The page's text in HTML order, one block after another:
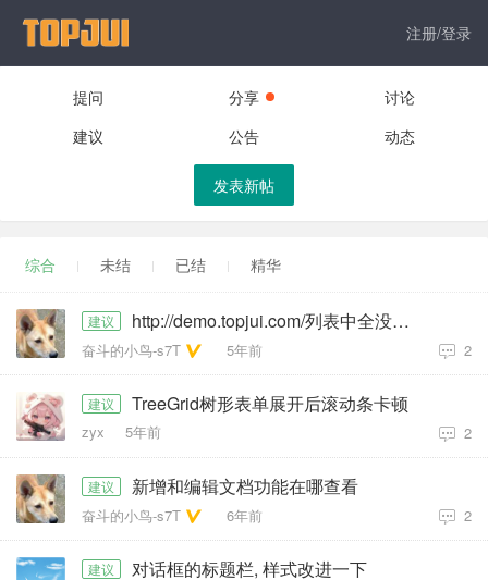
注册/登录
提问 分享
讨论
建议
公告 动态
发表新帖
综合 未结 已结 精华
建议 http://demo.topjui.com/列表中全没值了，应该是接口跨域了
奋斗的小鸟-s7T 5年前 2
建议 TreeGrid树形表单展开后滚动条卡顿
zyx 5年前 2
建议 新增和编辑文档功能在哪查看
奋斗的小鸟-s7T 6年前 2
建议 对话框的标题栏, 样式改进一下